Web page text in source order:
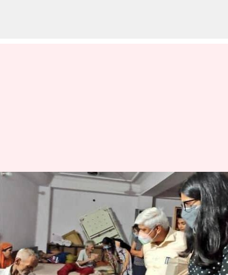
दिल्ली के वृद्धाश्रम में बुजुर्गों के साथ हुई
मारपीट, दयनीय हालत में मिले 19
Aug 01, 2020 03:58 pm
क्या है खबर?